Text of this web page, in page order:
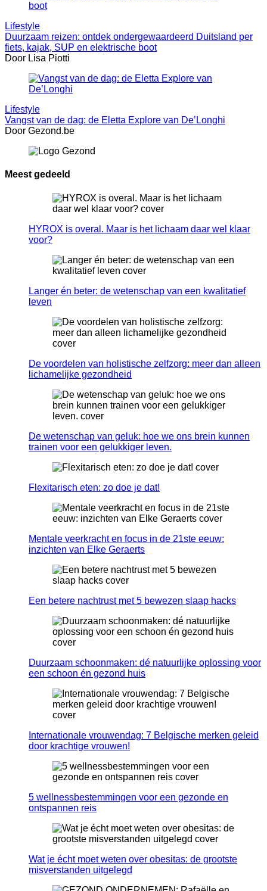
Lifestyle
Duurzaam reizen: ontdek ondergewaardeerd Duitsland per
fiets, kajak, SUP en elektrische boot
Door Lisa Piotti
Lifestyle
Vangst van de dag: de Eletta Explore van De’Longhi
Door Gezond.be
Meest gedeeld
HYROX is overal. Maar is het lichaam daar wel klaar
voor?
Langer én beter: de wetenschap van een kwalitatief
leven
De voordelen van holistische zelfzorg: meer dan alleen
lichamelijke gezondheid
De wetenschap van geluk: hoe we ons brein kunnen
trainen voor een gelukkiger leven.
Flexitarisch eten: zo doe je dat!
Mentale veerkracht en focus in de 21ste eeuw:
inzichten van Elke Geraerts
Een betere nachtrust met 5 bewezen slaap hacks
Duurzaam schoonmaken: dé natuurlijke oplossing voor
een schoon én gezond huis
Internationale vrouwendag: 7 Belgische merken geleid
door krachtige vrouwen!
5 wellnessbestemmingen voor een gezonde en
ontspannen reis
Wat je écht moet weten over obesitas: de grootste
misverstanden uitgelegd